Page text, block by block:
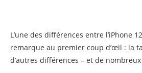
L’une des différences entre l’iPhone
remarque au premier coup d’œil : la
d’autres différences – et de